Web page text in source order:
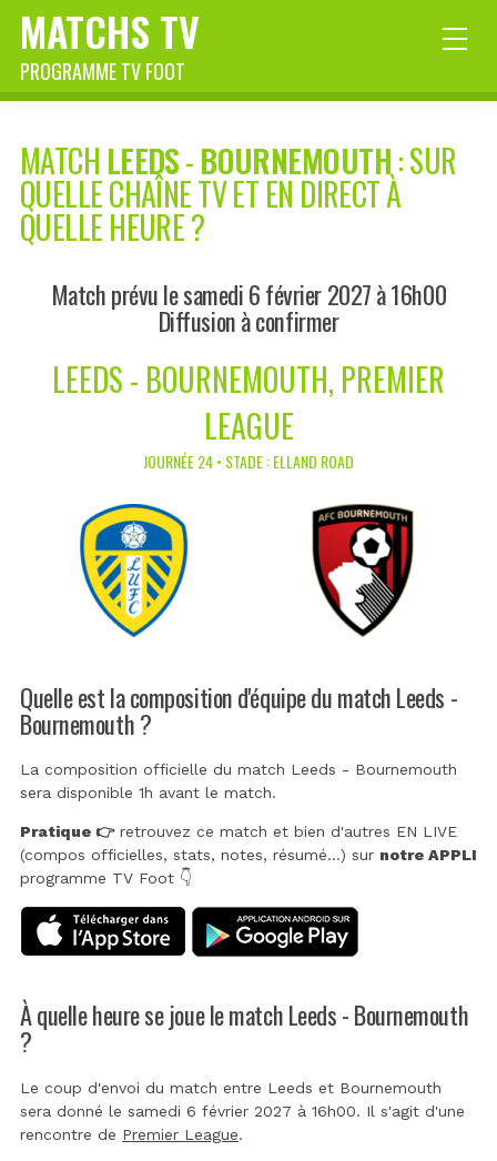
MATCHS TV
PROGRAMME TV FOOT
MATCH LEEDS-BOURNEMOUTH: SUR
QUELLE CHAÎNE TV ET EN DIRECT À
QUELLE HEURE ?
Match prévu le samedi 6 février 2027 à 16h00
Diffusion à confirmer
LEEDS - BOURNEMOUTH, PREMIER
LEAGUE
JOURNÉE 24 • STADE : ELLAND ROAD
Quelle est la composition d'équipe du match Leeds -
Bournemouth ?
La composition officielle du match Leeds - Bournemouth
sera disponible 1h avant le match.
Pratique 👉retrouvez ce match et bien d'autres EN LIVE
(compos officielles, stats, notes, résumé...) sur notre APPLI
programme TV Foot 👇
À quelle heure se joue le match Leeds - Bournemouth
?
Le coup d'envoi du match entre Leeds et Bournemouth
sera donné le samedi 6 février 2027 à 16h00. Il s'agit d'une
rencontre de Premier League.